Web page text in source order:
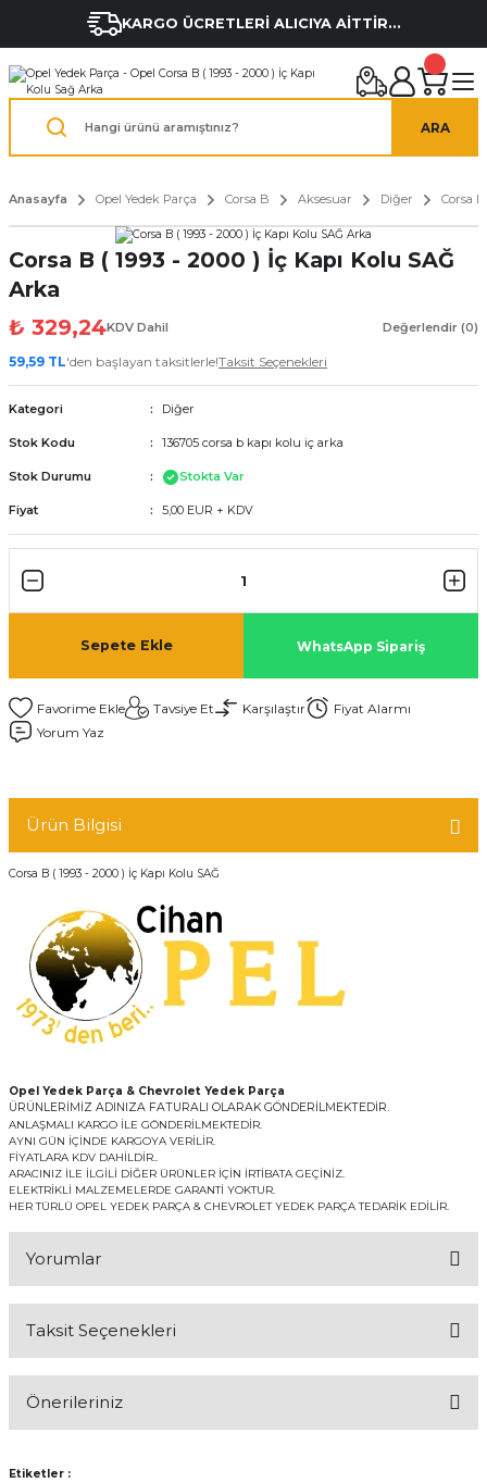
KARGO ÜCRETLERİ ALICIYA AİTTİR...
ARA
Anasayfa Opel Yedek Parça Corsa B Aksesuar Diğer Corsa
Corsa B ( 1993 - 2000 ) İç Kapı Kolu SAĞ
Arka
₺ 329,24KDV Dahil Değerlendir (0)
59,59 TL'den başlayan taksitlerle!Taksit Seçenekleri
Kategori Diğer
Stok Kodu 136705 corsa b kapı kolu iç arka
Stok Durumu Stokta Var
Fiyat 5,00 EUR + KDV
Sepete Ekle WhatsApp Sipariş
Tavsiye Et Karşılaştır
Fiyat Alarmı
Yorum Yaz
Ürün Bilgisi
Corsa B ( 1993 - 2000 ) İç Kapı Kolu SAĞ
Opel Yedek Parça & Chevrolet Yedek Parça
ÜRÜNLERİMİZ ADINIZA FATURALI OLARAK GÖNDERİLMEKTEDİR.
ANLAŞMALI KARGO İLE GÖNDERİLMEKTEDİR.
AYNI GÜN İÇİNDE KARGOYA VERİLİR.
FİYATLARA KDV DAHİLDİR..
ARACINIZ İLE İLGİLİ DİĞER ÜRÜNLER İÇİN İRTİBATA GEÇİNİZ.
ELEKTRİKLİ MALZEMELERDE GARANTİ YOKTUR.
HER TÜRLÜ OPEL YEDEK PARÇA & CHEVROLET YEDEK PARÇA TEDARİK EDİLİR.
Yorumlar
Taksit Seçenekleri
Önerileriniz
konularda yetersiz gördüğünüz noktaları öneri formunu kullanarak
Etiketler :